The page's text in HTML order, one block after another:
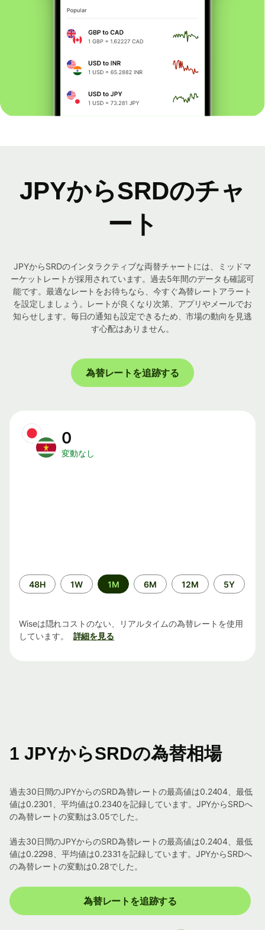
JPYからSRDのチャ
ート
JPYからSRDのインタラクティブな両替チャートには、ミッドマ
ーケットレートが採用されています。過去5年間のデータも確認可
能です。最適なレートをお待ちなら、今すぐ為替レートアラート
を設定しましょう。レートが良くなり次第、アプリやメールでお
知らせします。毎日の通知も設定できるため、市場の動向を見逃
す心配はありません。
為替レートを追跡する
0
変動なし
期
間
48H 1W 1M 6M 12M 5Y
Wiseは隠れコストのない、リアルタイムの為替レートを使用
しています。
詳細を見る
1 JPYからSRDの為替相場
過去30日間のJPYからのSRD為替レートの最高値は0.2404、最低
値は0.2301、平均値は0.2340を記録しています。JPYからSRDへ
の為替レートの変動は3.05でした。
過去30日間のJPYからのSRD為替レートの最高値は0.2404、最低
値は0.2298、平均値は0.2331を記録しています。JPYからSRDへ
の為替レートの変動は0.28でした。
為替レートを追跡する